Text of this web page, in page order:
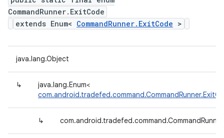
CommandRunner.ExitCode
extends Enum< CommandRunner.ExitCode >
java.lang.Object
↳
java.lang.Enum<
↳